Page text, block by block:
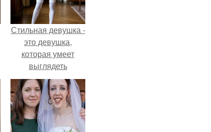
Стильная девушка -
это девушка,
которая умеет
выглядеть
привлекательно и
элегантно в любои
ситуации.